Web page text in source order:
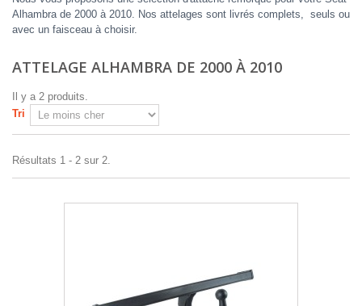
Alhambra de 2000 à 2010. Nos attelages sont livrés complets, seuls ou
avec un faisceau à choisir.
ATTELAGE ALHAMBRA DE 2000 À 2010
Il y a 2 produits.
Tri
Résultats 1 - 2 sur 2.